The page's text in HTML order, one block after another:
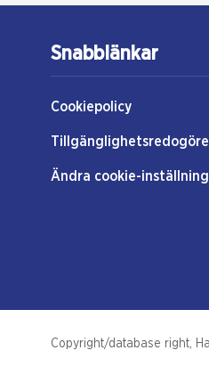
Snabblänkar
Cookiepolicy
Ändra cookie-
Copyright/database right,